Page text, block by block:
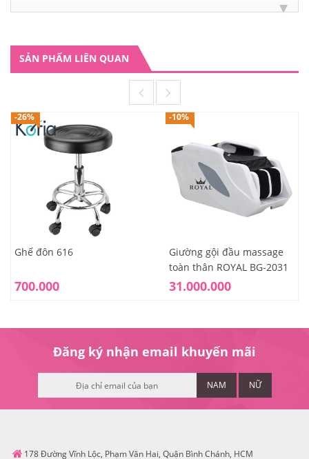
SẢN PHẨM LIÊN QUAN
-26%
Ghế đôn 616
700.000
-10%
Giường gội đầu massage
toàn thân ROYAL BG-2031
31.000.000
Đăng ký nhận email khuyến mãi
NAM NỮ
178 Đường Vĩnh Lộc, Phạm Văn Hai, Quận Bình Chánh, HCM